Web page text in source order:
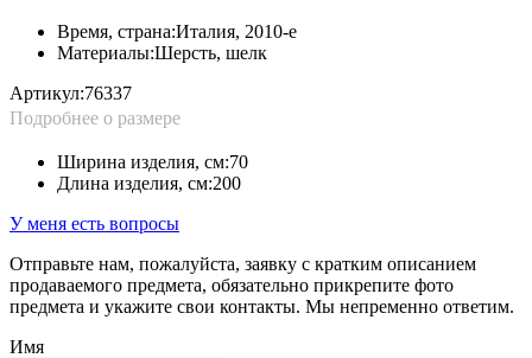
Материалы:Шерсть, шелк
Время, страна:Италия, 2010-е
Артикул:76337
Подробнее о размере
Длина изделия, см:200
Ширина изделия, см:70
У меня есть вопросы
Отправьте нам, пожалуйста, заявку с кратким описанием
продаваемого предмета, обязательно прикрепите фото
предмета и укажите свои контакты. Мы непременно ответим.
Имя